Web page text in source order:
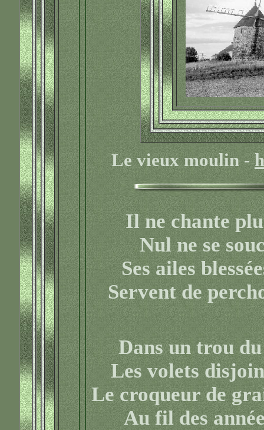
Le vieux moulin -
Il ne chante
Nul ne se
Ses ailes
Servent de
Dans un trou
Les volets
Le croqueur de
Au fil des